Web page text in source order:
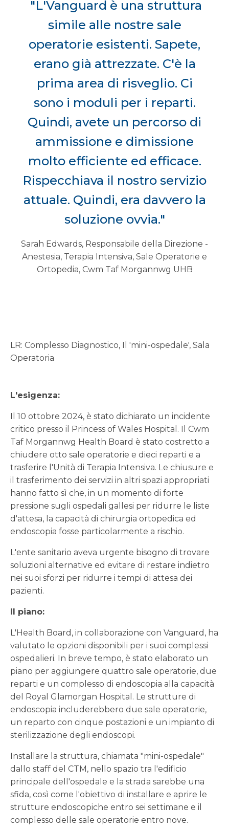
"L'Vanguard è una struttura
simile alle nostre sale
operatorie esistenti. Sapete,
erano già attrezzate. C'è la
prima area di risveglio. Ci
sono i moduli per i reparti.
Quindi, avete un percorso di
ammissione e dimissione
molto efficiente ed efficace.
Rispecchiava il nostro servizio
attuale. Quindi, era davvero la
soluzione ovvia."
Sarah Edwards, Responsabile della Direzione -
Anestesia, Terapia Intensiva, Sale Operatorie e
Ortopedia, Cwm Taf Morgannwg UHB
LR: Complesso Diagnostico, Il 'mini-ospedale', Sala
Operatoria
L'esigenza:
Il 10 ottobre 2024, è stato dichiarato un incidente
critico presso il Princess of Wales Hospital. Il Cwm
Taf Morgannwg Health Board è stato costretto a
chiudere otto sale operatorie e dieci reparti e a
trasferire l'Unità di Terapia Intensiva. Le chiusure e
il trasferimento dei servizi in altri spazi appropriati
hanno fatto sì che, in un momento di forte
pressione sugli ospedali gallesi per ridurre le liste
d'attesa, la capacità di chirurgia ortopedica ed
endoscopia fosse particolarmente a rischio.
L'ente sanitario aveva urgente bisogno di trovare
soluzioni alternative ed evitare di restare indietro
nei suoi sforzi per ridurre i tempi di attesa dei
pazienti.
Il piano:
L'Health Board, in collaborazione con Vanguard, ha
valutato le opzioni disponibili per i suoi complessi
ospedalieri. In breve tempo, è stato elaborato un
piano per aggiungere quattro sale operatorie, due
reparti e un complesso di endoscopia alla capacità
del Royal Glamorgan Hospital. Le strutture di
endoscopia includerebbero due sale operatorie,
un reparto con cinque postazioni e un impianto di
sterilizzazione degli endoscopi.
Installare la struttura, chiamata "mini-ospedale"
dallo staff del CTM, nello spazio tra l'edificio
principale dell'ospedale e la strada sarebbe una
sfida, così come l'obiettivo di installare e aprire le
strutture endoscopiche entro sei settimane e il
complesso delle sale operatorie entro nove.